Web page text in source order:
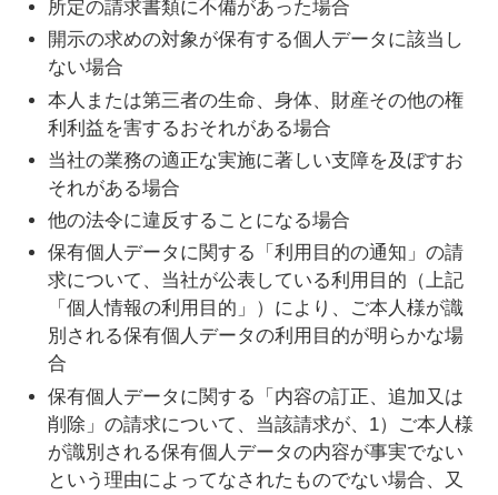
所定の請求書類に不備があった場合
開示の求めの対象が保有する個人データに該当し
ない場合
本人または第三者の生命、身体、財産その他の権
利利益を害するおそれがある場合
当社の業務の適正な実施に著しい支障を及ぼすお
それがある場合
他の法令に違反することになる場合
保有個人データに関する「利用目的の通知」の請
求について、当社が公表している利用目的（上記
「個人情報の利用目的」）により、ご本人様が識
別される保有個人データの利用目的が明らかな場
合
保有個人データに関する「内容の訂正、追加又は
削除」の請求について、当該請求が、1）ご本人様
が識別される保有個人データの内容が事実でない
という理由によってなされたものでない場合、又